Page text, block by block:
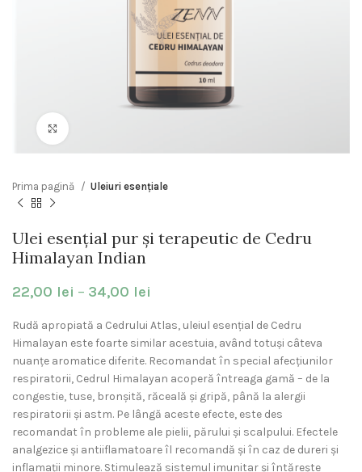
Prima pagină Uleiuri esențiale
Ulei esențial pur și terapeutic de Cedru
Himalayan Indian
22,00 lei – 34,00 lei
Rudă apropiată a Cedrului Atlas, uleiul esențial de Cedru
Himalayan este foarte similar acestuia, având totuși câteva
nuanțe aromatice diferite. Recomandat în special afecțiunilor
respiratorii, Cedrul Himalayan acoperă întreaga gamă – de la
congestie, tuse, bronșită, răceală și gripă, până la alergii
respiratorii și astm. Pe lângă aceste efecte, este des
recomandat în probleme ale pielii, părului și scalpului. Efectele
analgezice și antiiflamatoare îl recomandă și în caz de dureri și
inflamații minore. Stimulează sistemul imunitar și întărește